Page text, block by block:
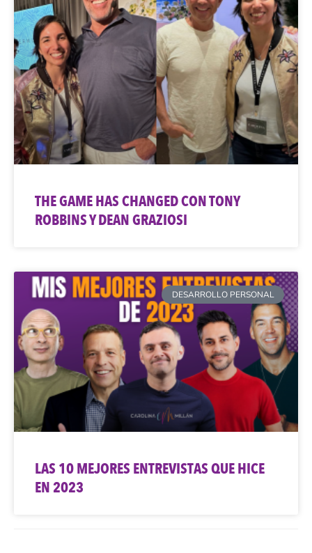
THE GAME HAS CHANGED CON TONY
ROBBINS Y DEAN GRAZIOSI
DESARROLLO PERSONAL
LAS 10 MEJORES ENTREVISTAS QUE HICE
EN 2023